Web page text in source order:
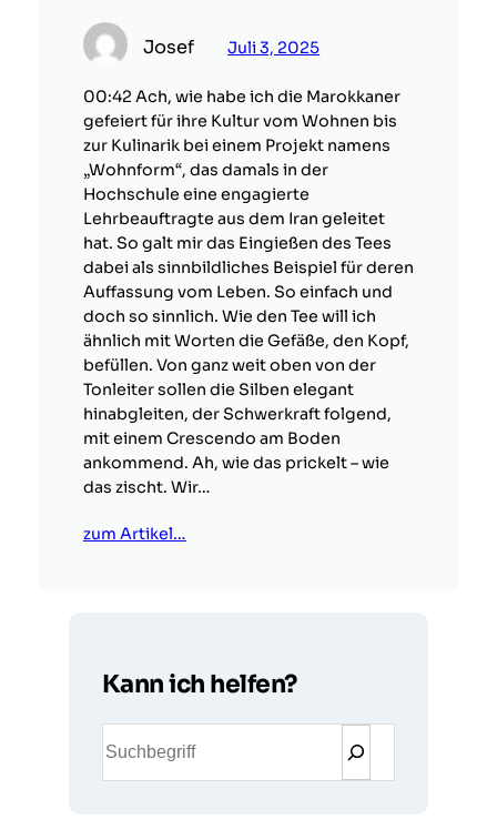
Josef Juli 3, 2025
00:42 Ach, wie habe ich die Marokkaner
gefeiert für ihre Kultur vom Wohnen bis
zur Kulinarik bei einem Projekt namens
„Wohnform“, das damals in der
Hochschule eine engagierte
Lehrbeauftragte aus dem Iran geleitet
hat. So galt mir das Eingießen des Tees
dabei als sinnbildliches Beispiel für deren
Auffassung vom Leben. So einfach und
doch so sinnlich. Wie den Tee will ich
ähnlich mit Worten die Gefäße, den Kopf,
befüllen. Von ganz weit oben von der
Tonleiter sollen die Silben elegant
hinabgleiten, der Schwerkraft folgend,
mit einem Crescendo am Boden
ankommend. Ah, wie das prickelt – wie
das zischt. Wir…
zum Artikel…
Kann ich helfen?
u
c